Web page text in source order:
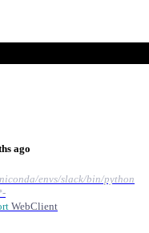
ago
envs/slack/bin/python
WebClient